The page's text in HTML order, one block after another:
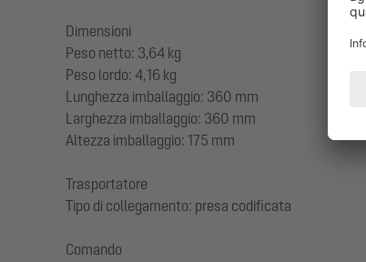
Dimensioni
Peso netto: 3,64 kg
Peso lordo: 4,16 kg
Lunghezza imballaggio: 360 mm
Larghezza imballaggio: 360 mm
Altezza imballaggio: 175 mm
Trasportatore
Tipo di collegamento: presa codificata
Comando